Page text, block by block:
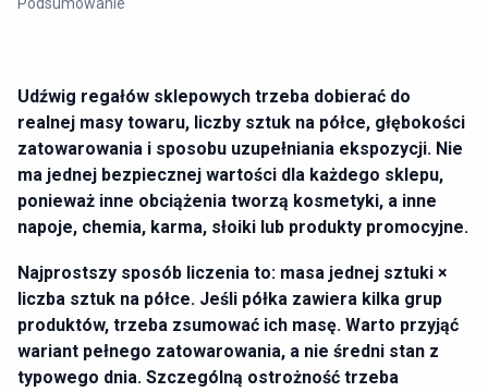
Udźwig regałów sklepowych trzeba dobierać do
realnej masy towaru, liczby sztuk na półce, głębokości
zatowarowania i sposobu uzupełniania ekspozycji. Nie
ma jednej bezpiecznej wartości dla każdego sklepu,
ponieważ inne obciążenia tworzą kosmetyki, a inne
napoje, chemia, karma, słoiki lub produkty promocyjne.
Najprostszy sposób liczenia to: masa jednej sztuki ×
liczba sztuk na półce. Jeśli półka zawiera kilka grup
produktów, trzeba zsumować ich masę. Warto przyjąć
wariant pełnego zatowarowania, a nie średni stan z
typowego dnia. Szczególną ostrożność trzeba